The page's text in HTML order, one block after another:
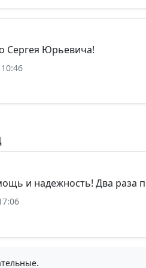
Сергея Юрьевича!
и надежность! Два раза